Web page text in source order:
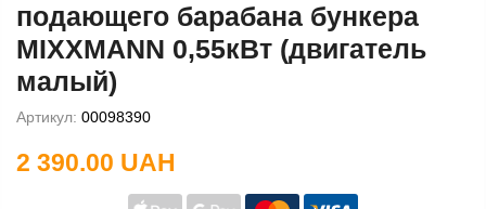
подающего барабана бункера
MIXXMANN 0,55кВт (двигатель
малый)
Артикул: 00098390
2 390.00 UAH